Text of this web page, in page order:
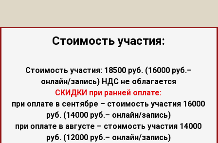
Стоимость участия:
Стоимость участия: 18500 руб. (16000 руб.–
онлайн/запись) НДС не облагается
СКИДКИ при ранней оплате:
при оплате в сентябре – стоимость участия 16000
руб. (14000 руб.– онлайн/запись)
при оплате в августе – стоимость участия 14000
руб. (12000 руб.– онлайн/запись)